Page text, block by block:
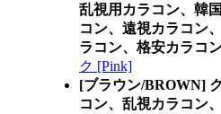
乱視用カラコン、韓
コン、遠視カラコン
ラコン、格安カラコ
ク [Pink]
[ブラウン/BROWN]
コン、乱視カラコン